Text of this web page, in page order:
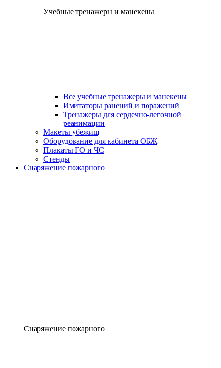
Учебные тренажеры и манекены
Все учебные тренажеры и манекены
Имитаторы ранений и поражений
Тренажеры для сердечно-легочной
реанимации
Макеты убежищ
Оборудование для кабинета ОБЖ
Плакаты ГО и ЧС
Стенды
Снаряжение пожарного
Снаряжение пожарного